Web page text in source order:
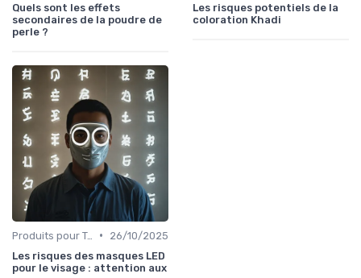
Quels sont les effets
secondaires de la poudre de
perle ?
Les risques potentiels de la
coloration Khadi
Produits pour Types de Peau •
26/10/2025
Les risques des masques LED
pour le visage : attention aux